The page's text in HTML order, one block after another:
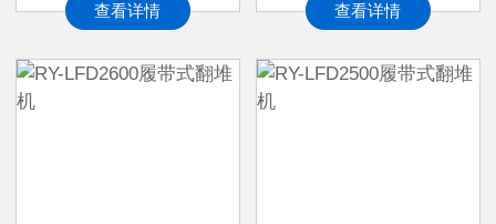
查看详情 查看详情